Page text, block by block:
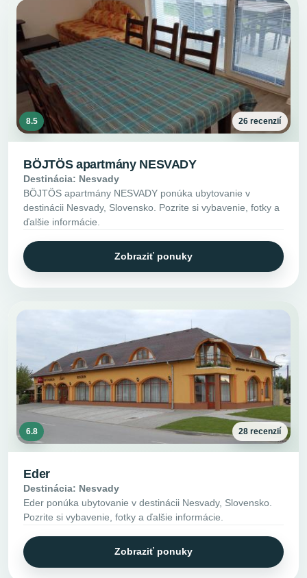
8.5 26 recenzií
BÖJTÖS apartmány NESVADY
Destinácia: Nesvady
BÖJTÖS apartmány NESVADY ponúka ubytovanie v
destinácii Nesvady, Slovensko. Pozrite si vybavenie, fotky a
ďalšie informácie.
Zobraziť ponuky
6.8 28 recenzií
Eder
Destinácia: Nesvady
Eder ponúka ubytovanie v destinácii Nesvady, Slovensko.
Pozrite si vybavenie, fotky a ďalšie informácie.
Zobraziť ponuky